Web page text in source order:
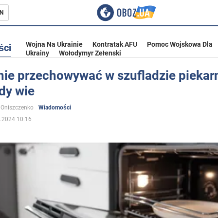
Wojna Na Ukrainie Kontratak AFU
Pomoc Wojskowa Dla
Ukrainy
Wołodymyr Zełenski
przechowywać w szufladzie
wie
Wiadomości
10:16